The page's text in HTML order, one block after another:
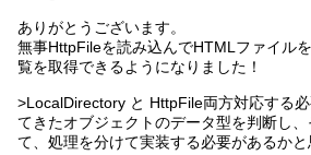
ありがとうございます。
無事HttpFileを読み込んでHTMLファイル
覧を取得できるようになりました！
>LocalDirectory と HttpFile両方対応する
てきたオブジェクトのデータ型を判断し
て、処理を分けて実装する必要があるかと